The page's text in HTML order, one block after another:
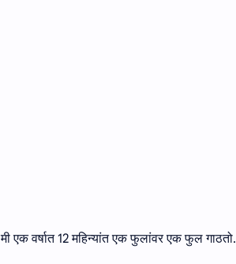
मी एक वर्षात 12 महिन्यांत एक फुलांवर एक फुल गाठतो.